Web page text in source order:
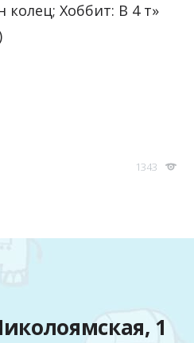
колец; Хоббит: В 4 т»
1343
1